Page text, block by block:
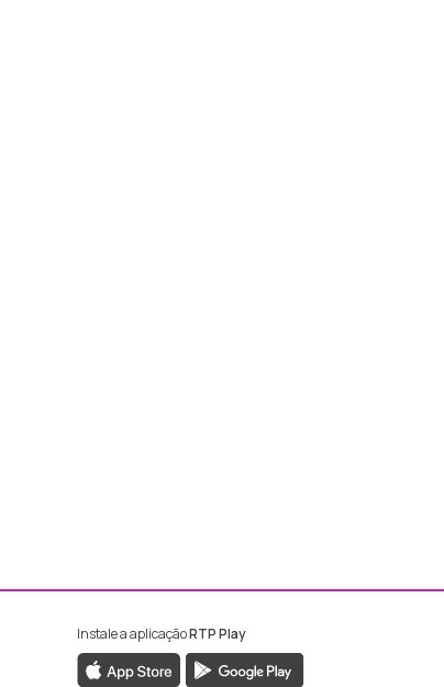
da RTP Madeira
da RTP Madeira
Instale a aplicaçãoRTP Play